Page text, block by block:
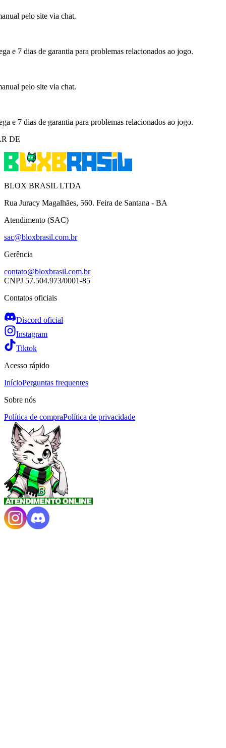
pelo site via chat.
e 7 dias de garantia para problemas relacionados ao jogo.
pelo site via chat.
e 7 dias de garantia para problemas relacionados ao jogo.
DE
BLOX BRASIL LTDA
Rua Juracy Magalhães, 560. Feira de Santana - BA
Atendimento (SAC)
sac@bloxbrasil.com.br
Gerência
contato@bloxbrasil.com.br
CNPJ 57.504.973/0001-85
Contatos oficiais
Discord oficial
Instagram
Tiktok
Acesso rápido
InícioPerguntas frequentes
Sobre nós
Política de compraPolítica de privacidade